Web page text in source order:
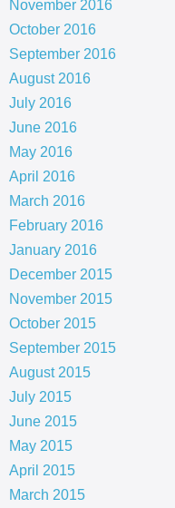
November 2016
October 2016
September 2016
August 2016
July 2016
June 2016
May 2016
April 2016
March 2016
February 2016
January 2016
December 2015
November 2015
October 2015
September 2015
August 2015
July 2015
June 2015
May 2015
April 2015
March 2015